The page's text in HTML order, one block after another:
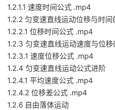
1.2.1.1 速度时间公式 .mp4
1.2.2 匀变速直线运动位移与时间
1.2.2.1 位移时间公式 .mp4
1.2.3 匀变速直线运动速度与位移
1.2.3.1 速度位移公式 .mp4
1.2.4 匀变速直线运动公式进阶
1.2.4.1 平均速度公式 .mp4
1.2.4.2 位移差公式 .mp4
1.2.6 自由落体运动